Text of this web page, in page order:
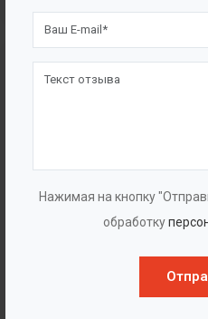
Нажимая на кнопку
обработку